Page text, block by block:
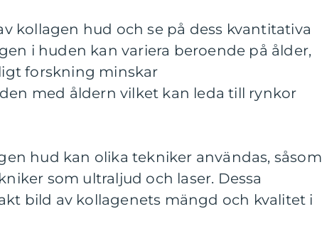
kollagen hud och se på dess kvantitativa
i huden kan variera beroende på ålder,
forskning minskar
med åldern vilket kan leda till rynkor
hud kan olika tekniker användas, såsom
som ultraljud och laser. Dessa
bild av kollagenets mängd och kvalitet i